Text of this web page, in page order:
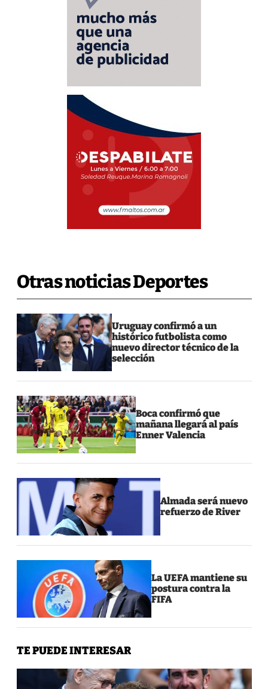
Otras noticias Deportes
Uruguay confirmó a un
histórico futbolista como
nuevo director técnico de la
selección
Boca confirmó que
mañana llegará al país
Enner Valencia
Almada será nuevo
refuerzo de River
La UEFA mantiene su
postura contra la
FIFA
TE PUEDE INTERESAR